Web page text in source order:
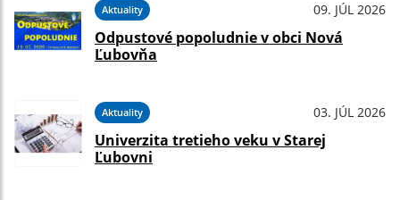
Aktuality 09. JÚL 2026
Odpustové popoludnie v obci Nová
Ľubovňa
Aktuality 03. JÚL 2026
Univerzita tretieho veku v Starej
Ľubovni